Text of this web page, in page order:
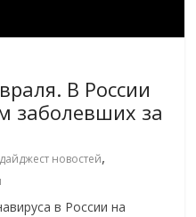
В России
заболевших за
дайджест новостей,
в России на